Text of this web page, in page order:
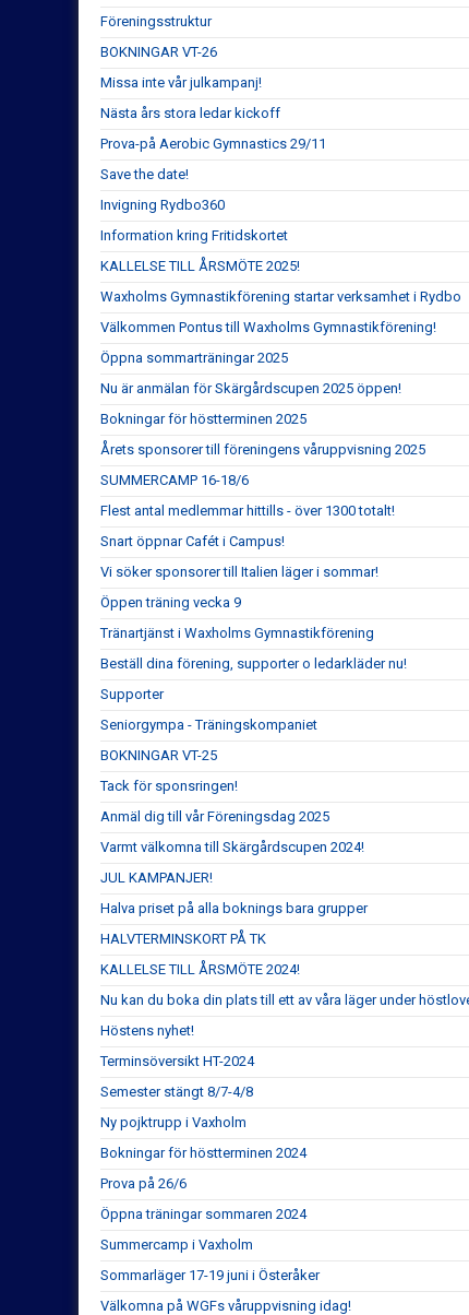
Föreningsstruktur
BOKNINGAR VT-26
Missa inte vår julkampanj!
Nästa års stora ledar kickoff
Prova-på Aerobic Gymnastics 29/11
Save the date!
Invigning Rydbo360
Information kring Fritidskortet
KALLELSE TILL ÅRSMÖTE 2025!
Waxholms Gymnastikförening startar verksamhet i Rydbo
Välkommen Pontus till Waxholms Gymnastikförening!
Öppna sommarträningar 2025
Nu är anmälan för Skärgårdscupen 2025 öppen!
Bokningar för höstterminen 2025
Årets sponsorer till föreningens våruppvisning 2025
SUMMERCAMP 16-18/6
Flest antal medlemmar hittills - över 1300 totalt!
Snart öppnar Cafét i Campus!
Vi söker sponsorer till Italien läger i sommar!
Öppen träning vecka 9
Tränartjänst i Waxholms Gymnastikförening
Beställ dina förening, supporter o ledarkläder nu!
Supporter
Seniorgympa - Träningskompaniet
BOKNINGAR VT-25
Tack för sponsringen!
Anmäl dig till vår Föreningsdag 2025
Varmt välkomna till Skärgårdscupen 2024!
JUL KAMPANJER!
Halva priset på alla boknings bara grupper
HALVTERMINSKORT PÅ TK
KALLELSE TILL ÅRSMÖTE 2024!
Nu kan du boka din plats till ett av våra läger under
Höstens nyhet!
Terminsöversikt HT-2024
Semester stängt 8/7-4/8
Ny pojktrupp i Vaxholm
Bokningar för höstterminen 2024
Prova på 26/6
Öppna träningar sommaren 2024
Summercamp i Vaxholm
Sommarläger 17-19 juni i Österåker
Välkomna på WGFs våruppvisning idag!